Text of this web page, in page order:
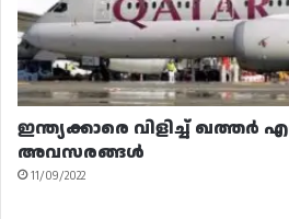
ഇന്ത്യക്കാരെ വിളിച്ച്
അവസരങ്ങൾ
11/09/2022